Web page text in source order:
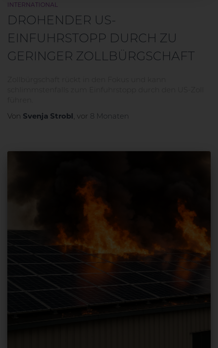
INTERNATIONAL
DROHENDER US-
EINFUHRSTOPP DURCH ZU
GERINGER ZOLLBÜRGSCHAFT
Von Svenja Strobl , vor 8 Monaten